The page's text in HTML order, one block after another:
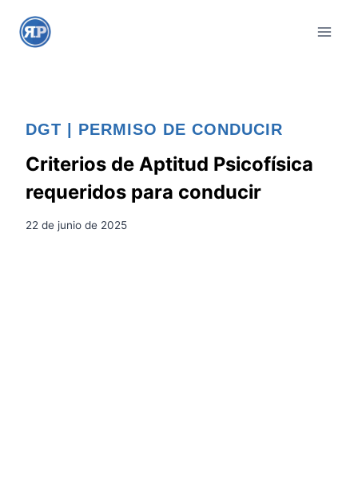
DGT PERMISO DE CONDUCIR
Criterios de Aptitud Psicofísica
requeridos para conducir
22 de junio de 2025